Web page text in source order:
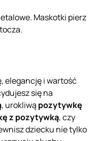
Maskotki pierz
elegancję i wartość
się na
, urokliwą pozytywkę
z pozytywką, czy
dziecku nie tylko